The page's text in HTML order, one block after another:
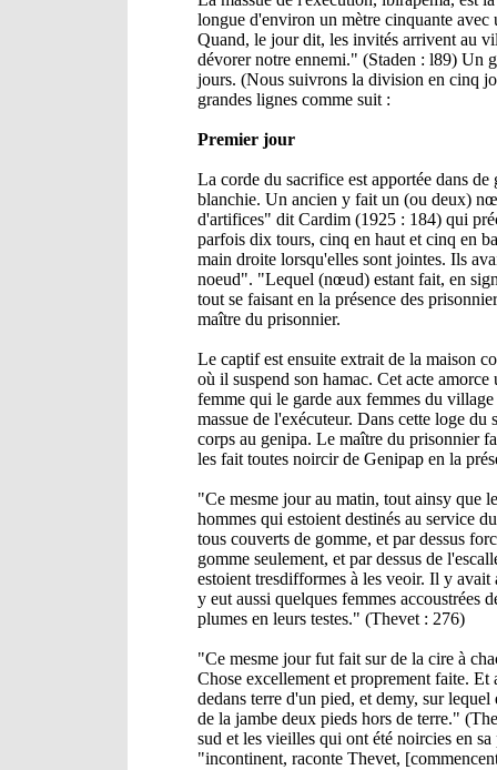
longue d'environ un mètre cinquante avec
Quand, le jour dit, les invités arrivent au
dévorer notre ennemi." (Staden : l89) Un
jours. (Nous suivrons la division en cinq
grandes lignes comme suit :
Premier jour
La corde du sacrifice est apportée dans
blanchie. Un ancien y fait un (ou deux)
d'artifices" dit Cardim (1925 : 184) qui
parfois dix tours, cinq en haut et cinq en
main droite lorsqu'elles sont jointes. Ils
noeud". "Lequel (nœud) estant fait, en
tout se faisant en la présence des
maître du prisonnier.
Le captif est ensuite extrait de la maison
où il suspend son hamac. Cet acte
femme qui le garde aux femmes du
massue de l'exécuteur. Dans cette loge
corps au genipa. Le maître du prisonnier
les fait toutes noircir de Genipap en la
"Ce mesme jour au matin, tout ainsy que
hommes qui estoient destinés au service
tous couverts de gomme, et par dessus
gomme seulement, et par dessus de
estoient tresdifformes à les veoir. Il y avait
y eut aussi quelques femmes accoustrées
plumes en leurs testes." (Thevet : 276)
"Ce mesme jour fut fait sur de la cire à
Chose excellement et proprement faite.
dedans terre d'un pied, et demy, sur
de la jambe deux pieds hors de terre."
sud et les vieilles qui ont été noircies en
"incontinent, raconte Thevet,